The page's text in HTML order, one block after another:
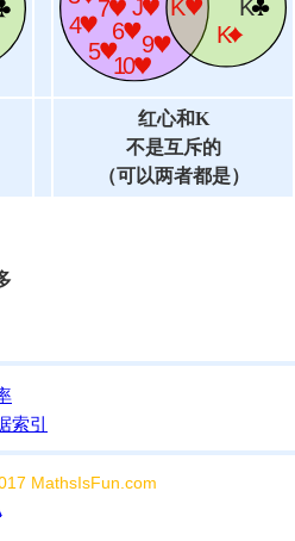
红心和K
不是互斥的
（可以两者都是）
索引
MathsIsFun.com